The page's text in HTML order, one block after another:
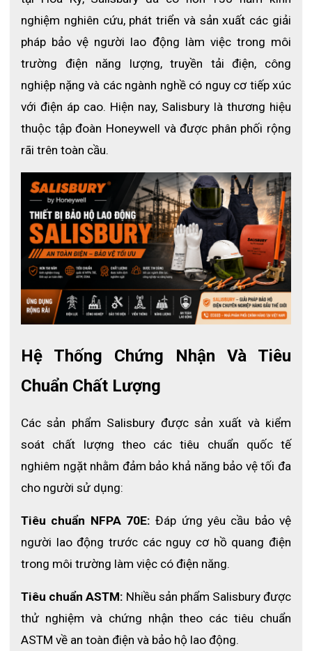
nghiệm nghiên cứu, phát triển và sản xuất các giải
pháp bảo vệ người lao động làm việc trong môi
trường điện năng lượng, truyền tải điện, công
nghiệp nặng và các ngành nghề có nguy cơ tiếp xúc
với điện áp cao. Hiện nay, Salisbury là thương hiệu
thuộc tập đoàn Honeywell và được phân phối rộng
rãi trên toàn cầu.
Hệ Thống Chứng Nhận Và Tiêu
Chuẩn Chất Lượng
Các sản phẩm Salisbury được sản xuất và kiểm
soát chất lượng theo các tiêu chuẩn quốc tế
nghiêm ngặt nhằm đảm bảo khả năng bảo vệ tối đa
cho người sử dụng:
Tiêu chuẩn NFPA 70E: Đáp ứng yêu cầu bảo vệ
người lao động trước các nguy cơ hồ quang điện
trong môi trường làm việc có điện năng.
Tiêu chuẩn ASTM: Nhiều sản phẩm Salisbury được
thử nghiệm và chứng nhận theo các tiêu chuẩn
ASTM về an toàn điện và bảo hộ lao động.